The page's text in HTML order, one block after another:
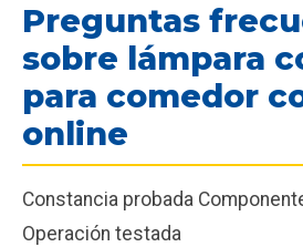
Preguntas
sobre lámpara
para comedor
online
Constancia probada
Operación testada